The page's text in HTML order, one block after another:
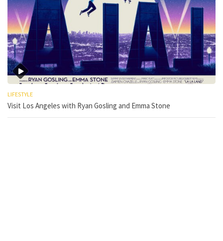
LIFESTYLE
Visit Los Angeles with Ryan Gosling and Emma Stone